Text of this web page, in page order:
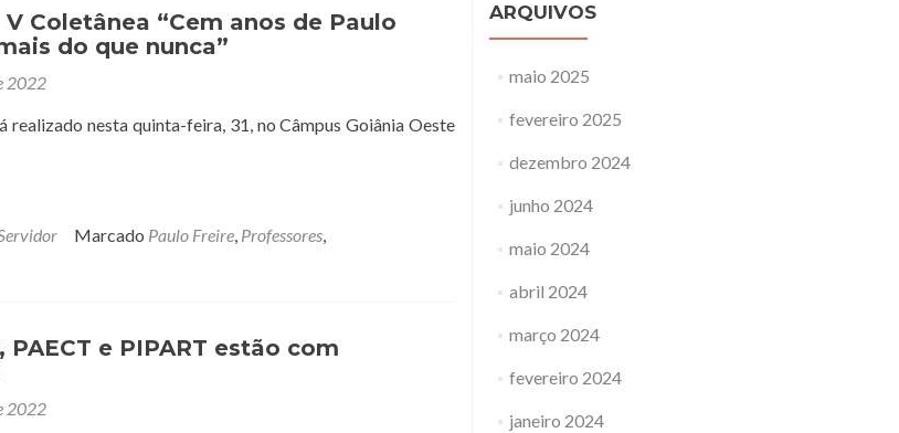
Coletânea “Cem anos de Paulo
do que nunca”
2022
realizado nesta quinta-feira, 31, no Câmpus Goiânia Oeste
Marcado Paulo Freire, Professores,
PAECT e PIPART estão com
2022
ARQUIVOS
maio 2025
fevereiro 2025
dezembro 2024
junho 2024
maio 2024
abril 2024
março 2024
fevereiro 2024
janeiro 2024